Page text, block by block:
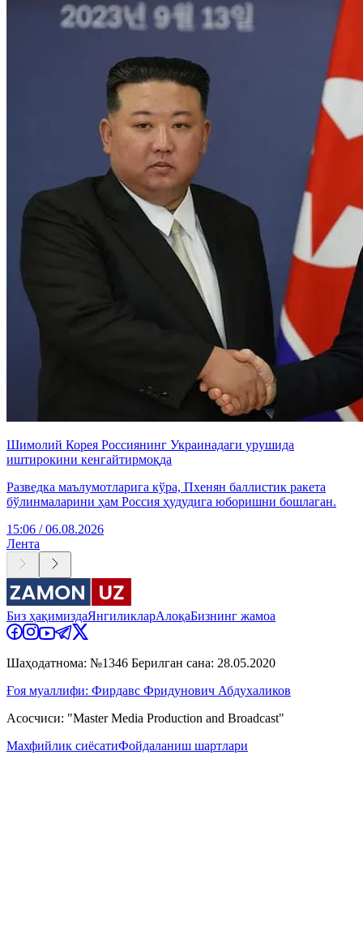
Шимолий Корея Россиянинг Украинадаги урушида
иштирокини кенгайтирмоқда
Разведка маълумотларига кўра, Пхенян баллистик ракета
бўлинмаларини ҳам Россия ҳудудига юборишни бошлаган.
15:06 / 06.08.2026
Лента
Биз ҳақимиздаЯнгиликларАлоқаБизнинг жамоа
Шаҳодатнома: №1346 Берилган сана: 28.05.2020
Ғоя муаллифи: Фирдавс Фридунович Абдухаликов
Асосчиси: "Master Media Production and Broadcast"
Махфийлик сиёсатиФойдаланиш шартлари